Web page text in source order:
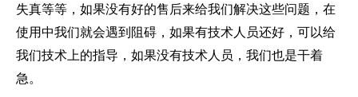
失真等等，如果没有好的售后来给我们解决这些问题，在
使用中我们就会遇到阻碍，如果有技术人员还好，可以给
我们技术上的指导，如果没有技术人员，我们也是干着
急。